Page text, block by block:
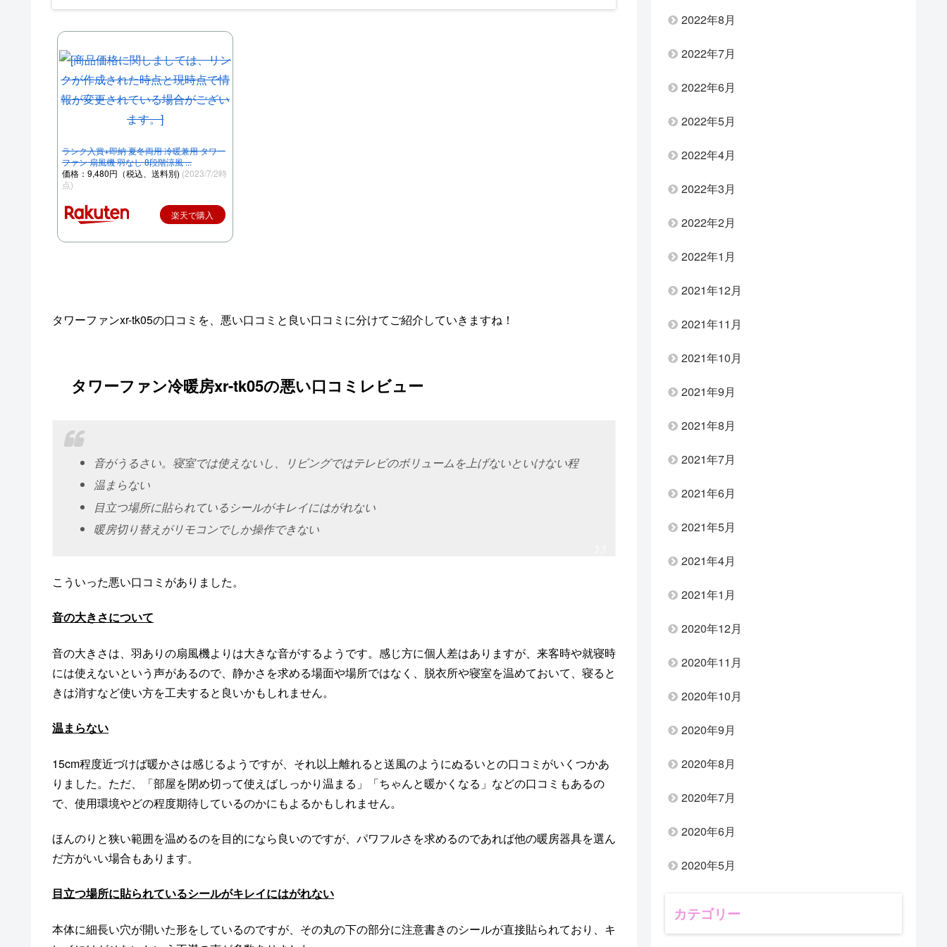
ランク入賞+即納 夏冬両用 冷暖兼用 タワー
ファン 扇風機 羽なし 8段階涼風 ...
価格：9,480円（税込、送料別) (2023/7/2時
点)
楽天で購入
タワーファンxr-tk05の口コミを、悪い口コミと良い口コミに分けてご紹介していきますね！
タワーファン冷暖房xr-tk05の悪い口コミレビュー
音がうるさい。寝室では使えないし、リビングではテレビのボリュームを上げないといけない程
温まらない
目立つ場所に貼られているシールがキレイにはがれない
暖房切り替えがリモコンでしか操作できない
こういった悪い口コミがありました。
音の大きさについて
音の大きさは、羽ありの扇風機よりは大きな音がするようです。感じ方に個人差はありますが、来客時や就寝時
には使えないという声があるので、静かさを求める場面や場所ではなく、脱衣所や寝室を温めておいて、寝ると
きは消すなど使い方を工夫すると良いかもしれません。
温まらない
15cm程度近づけば暖かさは感じるようですが、それ以上離れると送風のようにぬるいとの口コミがいくつかあ
りました。ただ、「部屋を閉め切って使えばしっかり温まる」「ちゃんと暖かくなる」などの口コミもあるの
で、使用環境やどの程度期待しているのかにもよるかもしれません。
ほんのりと狭い範囲を温めるのを目的になら良いのですが、パワフルさを求めるのであれば他の暖房器具を選ん
だ方がいい場合もあります。
目立つ場所に貼られているシールがキレイにはがれない
本体に細長い穴が開いた形をしているのですが、その丸の下の部分に注意書きのシールが直接貼られており、キ
2022年8月
2022年7月
2022年6月
2022年5月
2022年4月
2022年3月
2022年2月
2022年1月
2021年12月
2021年11月
2021年10月
2021年9月
2021年8月
2021年7月
2021年6月
2021年5月
2021年4月
2021年1月
2020年12月
2020年11月
2020年10月
2020年9月
2020年8月
2020年7月
2020年6月
2020年5月
カテゴリー